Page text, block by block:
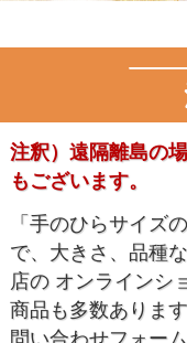
注釈）遠隔離島の
もございます。
「手のひらサイズ
で、大きさ、品種
店の オンラインシ
商品も多数ありま